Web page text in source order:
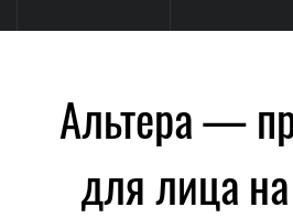
Альтера —
для лица